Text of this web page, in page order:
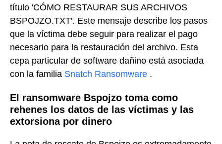
título 'CÓMO RESTAURAR SUS ARCHIVOS
BSPOJZO.TXT'. Este mensaje describe los pasos
que la víctima debe seguir para realizar el pago
necesario para la restauración del archivo. Esta
cepa particular de software dañino está asociada
con la familia Snatch Ransomware .
El ransomware Bspojzo toma como
rehenes los datos de las víctimas y las
extorsiona por dinero